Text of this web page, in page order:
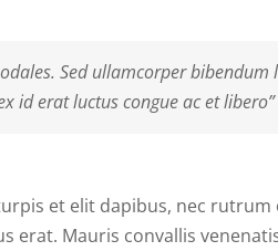
Sed ullamcorper bibendum
id erat luctus congue ac et libero”
et elit dapibus, nec
erat. Mauris convallis